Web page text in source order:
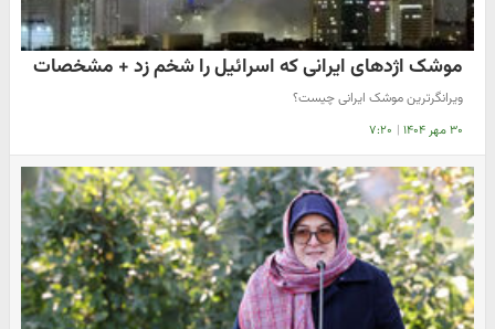
موشک اژدهای ایرانی که اسرائیل را شخم زد + مشخصات
ویرانگرترین موشک ایرانی چیست؟
۳۰ مهر ۱۴۰۴ | ۷:۲۰